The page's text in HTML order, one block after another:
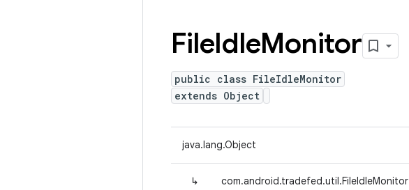
FileIdleMonitor
public class FileIdleMonitor
extends Object
java.lang.Object
↳ com.android.tradefed.util.FileIdleMonitor